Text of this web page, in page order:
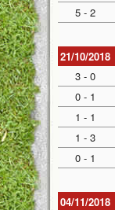
5 - 2
21/10/2018
3 - 0
0 - 1
1 - 1
1 - 3
0 - 1
04/11/2018